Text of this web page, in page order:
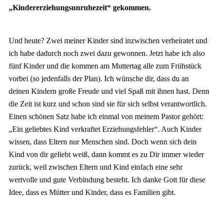
„Kindererziehungsunruhezeit“ gekommen.
Und heute? Zwei meiner Kinder sind inzwischen verheiratet und
ich habe dadurch noch zwei dazu gewonnen. Jetzt habe ich also
fünf Kinder und die kommen am Muttertag alle zum Frühstück
vorbei (so jedenfalls der Plan). Ich wünsche dir, dass du an
deinen Kindern große Freude und viel Spaß mit ihnen hast. Denn
die Zeit ist kurz und schon sind sie für sich selbst verantwortlich.
Einen schönen Satz habe ich einmal von meinem Pastor gehört:
„Ein geliebtes Kind verkraftet Erziehungsfehler“. Auch Kinder
wissen, dass Eltern nur Menschen sind. Doch wenn sich dein
Kind von dir geliebt weiß, dann kommt es zu Dir immer wieder
zurück, weil zwischen Eltern und Kind einfach eine sehr
wertvolle und gute Verbindung besteht. Ich danke Gott für diese
Idee, dass es Mütter und Kinder, dass es Familien gibt.